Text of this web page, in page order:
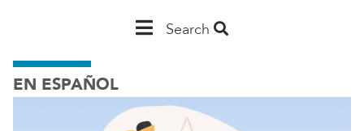
Main
Madison
Search
EN ESPAÑOL